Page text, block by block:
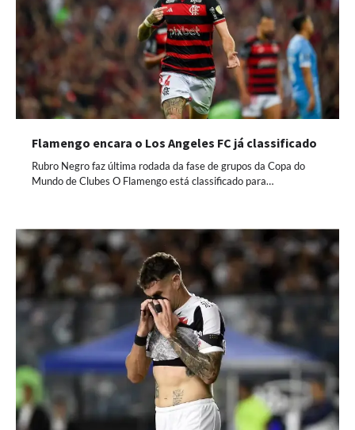
Flamengo encara o Los Angeles FC já classificado
Rubro Negro faz última rodada da fase de grupos da Copa do
Mundo de Clubes O Flamengo está classificado para…